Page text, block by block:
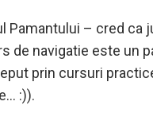
Pamantului – cred
navigatie este un
prin cursuri
:)).